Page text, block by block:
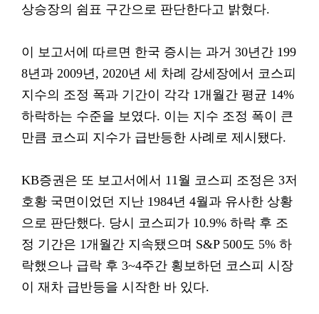
상승장의 쉼표 구간으로 판단한다고 밝혔다.
이 보고서에 따르면 한국 증시는 과거 30년간 199
8년과 2009년, 2020년 세 차례 강세장에서 코스피
지수의 조정 폭과 기간이 각각 1개월간 평균 14%
하락하는 수준을 보였다. 이는 지수 조정 폭이 큰
만큼 코스피 지수가 급반등한 사례로 제시됐다.
KB증권은 또 보고서에서 11월 코스피 조정은 3저
호황 국면이었던 지난 1984년 4월과 유사한 상황
으로 판단했다. 당시 코스피가 10.9% 하락 후 조
정 기간은 1개월간 지속됐으며 S&P 500도 5% 하
락했으나 급락 후 3~4주간 횡보하던 코스피 시장
이 재차 급반등을 시작한 바 있다.